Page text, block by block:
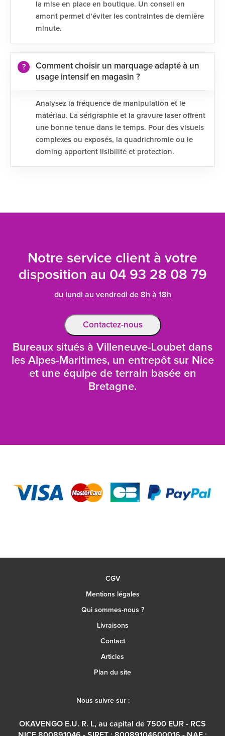
la mise en place en boutique. Un conseil en
amont permet d’éviter les contraintes de dernière
minute.
Comment choisir un marquage adapté à un
usage intensif en magasin ?
Analysez la fréquence de manipulation et le
matériau. La sérigraphie et la gravure laser offrent
une bonne tenue dans le temps. Pour des visuels
complexes ou exposés, la quadrichromie ou le
doming apportent lisibilité et protection.
Notre service client à votre
disposition au 04 93 28 08 79
du lundi au vendredi de 8h à 18h
Contactez-nous
Bureaux situés à Villeneuve-Loubet dans
les Alpes-Maritimes, un entrepôt sur Nice
et une équipe de terrain basée en
Bretagne.
CGV
Mentions légales
Qui sommes-nous ?
Livraisons
Contact
Articles
Plan du site
Nous suivre sur :
OKAVENGO E.U. R. L, au capital de 7500 EUR - RCS